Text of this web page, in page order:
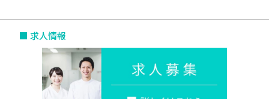
■ 求人情報